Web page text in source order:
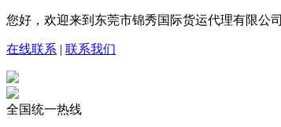
您好，欢迎来到东莞市锦秀国际货运代理有限公司
在线联系 | 联系我们
全国统一热线